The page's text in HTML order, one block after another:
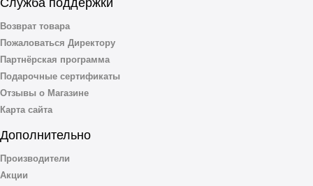
Возврат товара
Пожаловаться Директору
Партнёрская программа
Подарочные сертификаты
Отзывы о Магазине
Карта сайта
Дополнительно
Производители
Акции